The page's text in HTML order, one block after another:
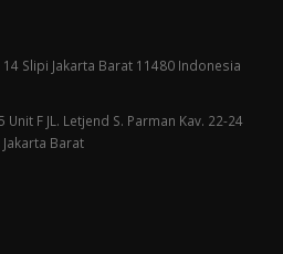
14 Slipi Jakarta Barat 11480 Indonesia
F JL. Letjend S. Parman Kav. 22-24
Jakarta Barat